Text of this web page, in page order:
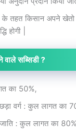
के तहत किसान अपने
होगी |
वाले सब्सिडी ?
का 50%,
वर्ग : कुल लागत का
: कुल लागत का 80%